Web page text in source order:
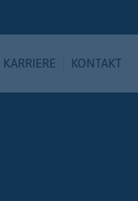
KARRIERE KONTAKT